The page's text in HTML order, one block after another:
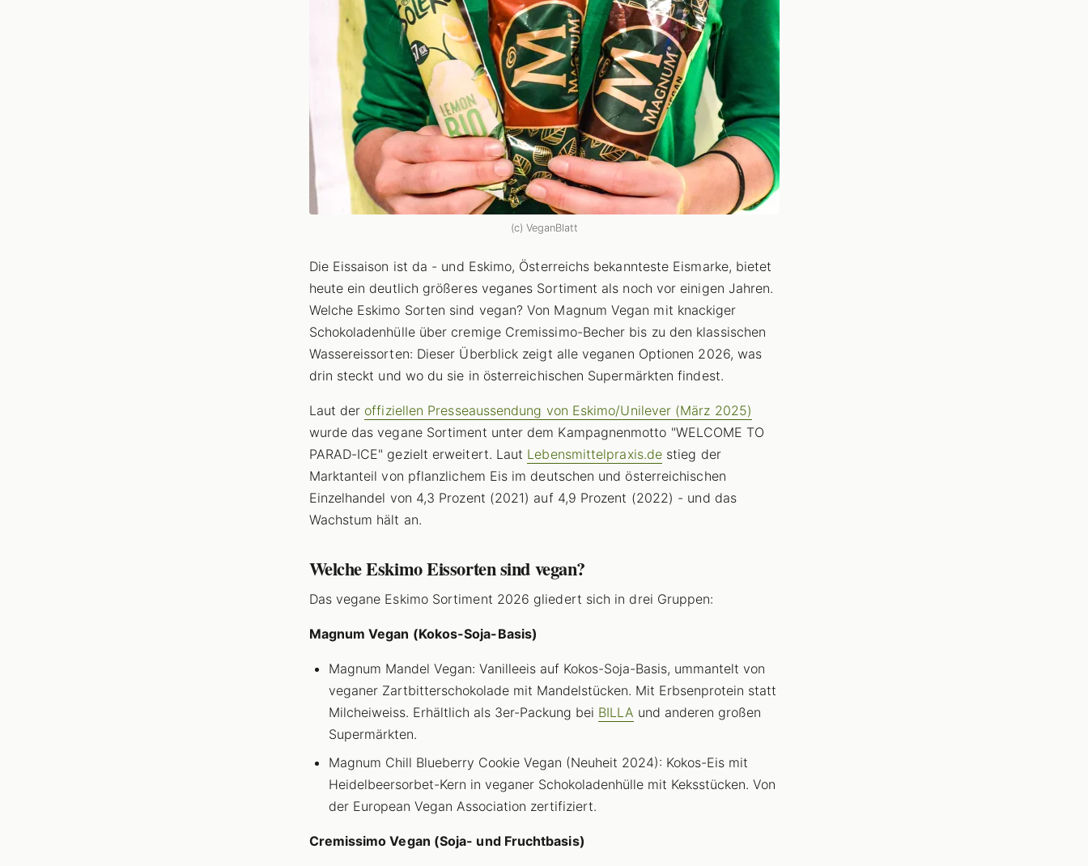
(c) VeganBlatt
Die Eissaison ist da - und Eskimo, Österreichs bekannteste Eismarke, bietet
heute ein deutlich größeres veganes Sortiment als noch vor einigen Jahren.
Welche Eskimo Sorten sind vegan? Von Magnum Vegan mit knackiger
Schokoladenhülle über cremige Cremissimo-Becher bis zu den klassischen
Wassereissorten: Dieser Überblick zeigt alle veganen Optionen 2026, was
drin steckt und wo du sie in österreichischen Supermärkten findest.
Laut der offiziellen Presseaussendung von Eskimo/Unilever (März 2025)
wurde das vegane Sortiment unter dem Kampagnenmotto "WELCOME TO
PARAD-ICE" gezielt erweitert. Laut Lebensmittelpraxis.de stieg der
Marktanteil von pflanzlichem Eis im deutschen und österreichischen
Einzelhandel von 4,3 Prozent (2021) auf 4,9 Prozent (2022) - und das
Wachstum hält an.
Welche Eskimo Eissorten sind vegan?
Das vegane Eskimo Sortiment 2026 gliedert sich in drei Gruppen:
Magnum Vegan (Kokos-Soja-Basis)
Magnum Mandel Vegan: Vanilleeis auf Kokos-Soja-Basis, ummantelt von
veganer Zartbitterschokolade mit Mandelstücken. Mit Erbsenprotein statt
Milcheiweiss. Erhältlich als 3er-Packung bei BILLA und anderen großen
Supermärkten.
Magnum Chill Blueberry Cookie Vegan (Neuheit 2024): Kokos-Eis mit
Heidelbeersorbet-Kern in veganer Schokoladenhülle mit Keksstücken. Von
der European Vegan Association zertifiziert.
Cremissimo Vegan (Soja- und Fruchtbasis)